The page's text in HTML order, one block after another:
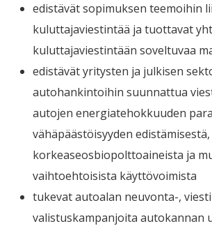
edistävät sopimuksen teemoihin
kuluttajaviestintää ja tuottavat
kuluttajaviestintään soveltuvaa
edistävät yritysten ja julkisen
autohankintoihin suunnattua
autojen energiatehokkuuden
vähäpäästöisyyden edistämisestä,
korkeaseosbiopolttoaineista ja
vaihtoehtoisista käyttövoimista
tukevat autoalan neuvonta-,
valistuskampanjoita autokannan